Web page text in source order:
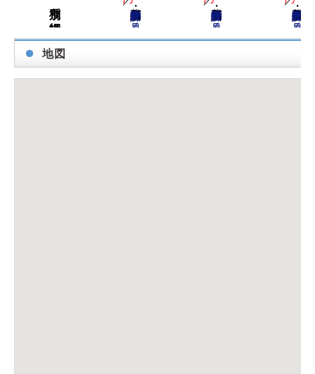
物件詳細を見る 物件詳細を見る 物件詳細を見る
地図